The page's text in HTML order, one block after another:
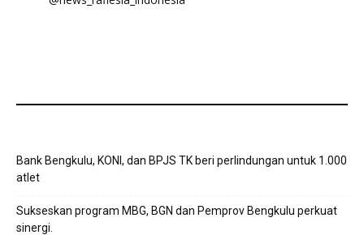
Bank Bengkulu, KONI, dan BPJS TK beri perlindungan untuk 1.000
atlet
Sukseskan program MBG, BGN dan Pemprov Bengkulu perkuat
sinergi.